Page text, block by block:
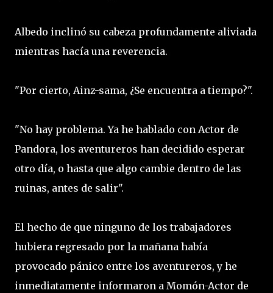
Albedo inclinó su cabeza profundamente aliviada
mientras hacía una reverencia.
"Por cierto, Ainz-sama, ¿Se encuentra a tiempo?".
"No hay problema. Ya he hablado con Actor de
Pandora, los aventureros han decidido esperar
otro día, o hasta que algo cambie dentro de las
ruinas, antes de salir".
El hecho de que ninguno de los trabajadores
hubiera regresado por la mañana había
provocado pánico entre los aventureros, y he
inmediatamente informaron a Momón-Actor de